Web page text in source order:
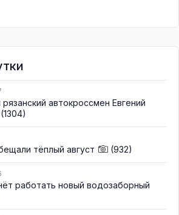
автокроссмен Евгений
(1304)
тёплый август (932)
работать новый водозаборный